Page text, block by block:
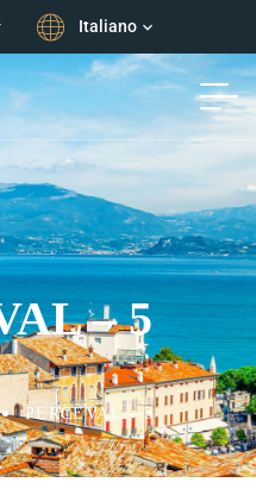
Italiano
– 5
PERCEVAL – 5